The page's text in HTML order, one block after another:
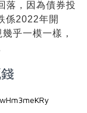
落，因為債券投
係2022年開
乎一模一樣，